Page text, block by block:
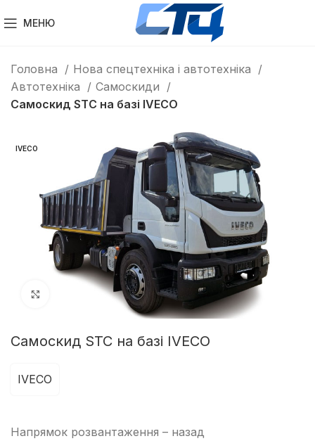
МЕНЮ
Головна
Нова спецтехніка і автотехніка
Автотехніка
Самоскиди
Самоскид STC на базі IVECO
IVECO
Клацніть, щоб збільшити
Самоскид STC на базі IVECO
IVECO
Напрямок розвантаження – назад